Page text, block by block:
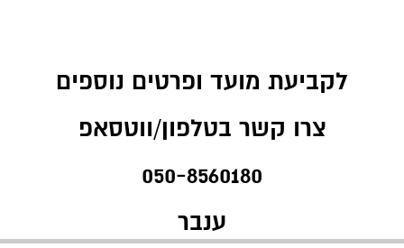
לקביעת מועד ופרטים נוספים
צרו קשר בטלפון/ווטסאפ
050-8560180
ענבר